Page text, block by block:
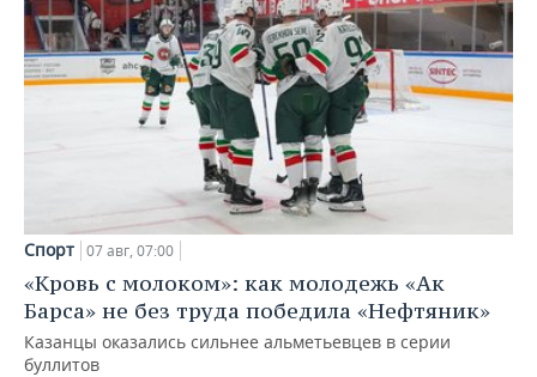
Спорт 07 авг, 07:00
«Кровь с молоком»: как молодежь «Ак
Барса» не без труда победила «Нефтяник»
Казанцы оказались сильнее альметьевцев в серии
буллитов